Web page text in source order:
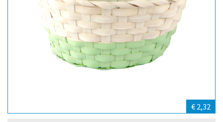
€ 2,32